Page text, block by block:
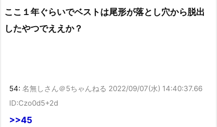
ここ１年ぐらいでベストは尾形が落とし穴から脱出
したやつでええか？
54: 名無しさん＠5ちゃんねる 2022/09/07(水) 14:40:37.66
ID:Czo0d5+2d
>>45